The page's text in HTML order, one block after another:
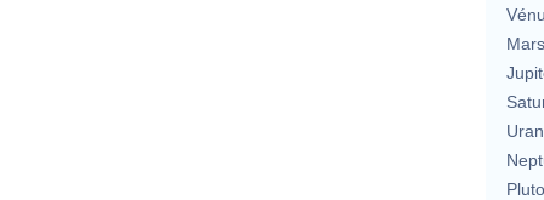
Mars